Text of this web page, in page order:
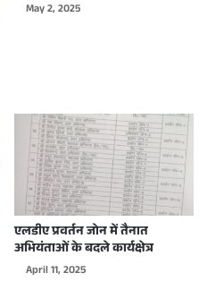
May 2, 2025
एलडीए प्रवर्तन जोन में तैनात
अभियंताओं के बदले कार्यक्षेत्र
April 11, 2025